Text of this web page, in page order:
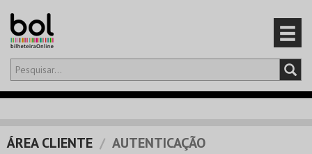
Olá,iniciar sessão
ÁREA CLIENTE AUTENTICAÇÃO